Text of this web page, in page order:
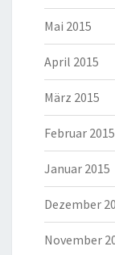
Mai 2015
April 2015
März 2015
Februar 2015
Januar 2015
Dezember
November